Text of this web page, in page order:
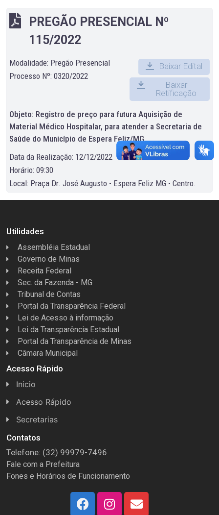
PREGÃO PRESENCIAL Nº
115/2022
Modalidade: Pregão Presencial
Processo Nº: 0320/2022
Baixar Edital
Baixar
Retificação
Objeto: Registro de preço para futura Aquisição de
Material Médico Hospitalar, para atender a Secretaria de
Saúde do Município de Espera Feliz/MG.
Data da Realização: 12/12/2022
Horário: 09:30
Local: Praça Dr. José Augusto - Espera Feliz MG - Centro.
Utilidades
Assembléia Estadual
Governo de Minas
Receita Federal
Sec. da Fazenda - MG
Tribunal de Contas
Portal da Transparência Federal
Lei de Acesso à informação
Lei da Transparência Estadual
Portal da Transparência de Minas
Câmara Municipal
Acesso Rápido
Inicio
Acesso Rápido
Concursos
Conselhos
Espera Feliz Antigamente
e-Nota
Secretarias
Licitações
Secretaria de Esportes
Secretarias e Diretorias
Secretaria de Turismo
Contatos
Telefone: (32) 99979-7496
Fale com a Prefeitura
Fones e Horários de Funcionamento